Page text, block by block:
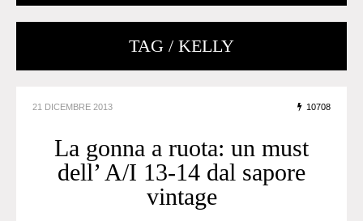
TAG / KELLY
21 DICEMBRE 2013 10708
La gonna a ruota: un must
dell’ A/I 13-14 dal sapore
vintage